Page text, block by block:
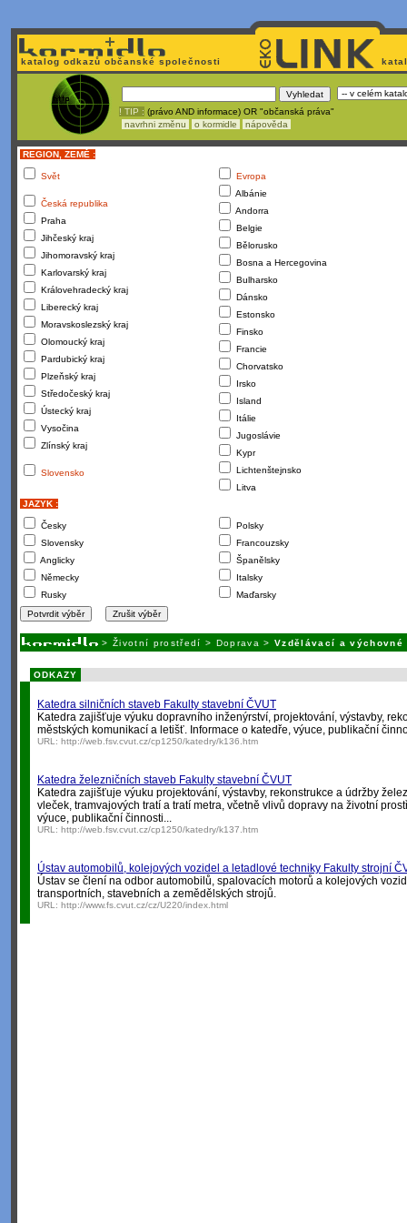
katalog odkazů občanské společnosti
! TIP : (právo AND informace) OR "občanská práva"
navrhni změnu
o kormidle nápověda
REGION, ZEMĚ :
Svět
Česká republika
Praha
Jihčeský kraj
Jihomoravský kraj
Karlovarský kraj
Královehradecký kraj
Liberecký kraj
Moravskoslezský kraj
Olomoucký kraj
Pardubický kraj
Plzeňský kraj
Středočeský kraj
Ústecký kraj
Vysočina
Zlínský kraj
Slovensko
Evropa
Albánie
Andorra
Belgie
Bělorusko
Bosna a Hercegovina
Bulharsko
Dánsko
Estonsko
Finsko
Francie
Chorvatsko
Irsko
Island
Itálie
Jugoslávie
Kypr
Lichtenštejnsko
Litva
JAZYK :
Česky
Slovensky
Anglicky
Německy
Rusky
Polsky
Francouzsky
Španělsky
Italsky
Maďarsky
> Životní prostředí > Doprava >Vzdělávací a výchovné
ODKAZY
Katedra silničních staveb Fakulty stavební ČVUT
Katedra zajišťuje výuku dopravního inženýrství, projektování, výstavby,
městských komunikací a letišť. Informace o katedře, výuce, publikační
URL: http://web.fsv.cvut.cz/cp1250/katedry/k136.htm
Katedra železničních staveb Fakulty stavební ČVUT
Katedra zajišťuje výuku projektování, výstavby, rekonstrukce a údržby
vleček, tramvajových tratí a tratí metra, včetně vlivů dopravy na životní
výuce, publikační činnosti...
URL: http://web.fsv.cvut.cz/cp1250/katedry/k137.htm
Ústav automobilů, kolejových vozidel a letadlové techniky Fakulty strojní
Ústav se člení na odbor automobilů, spalovacích motorů a kolejových
transportních, stavebních a zemědělských strojů.
URL: http://www.fs.cvut.cz/cz/U220/index.html